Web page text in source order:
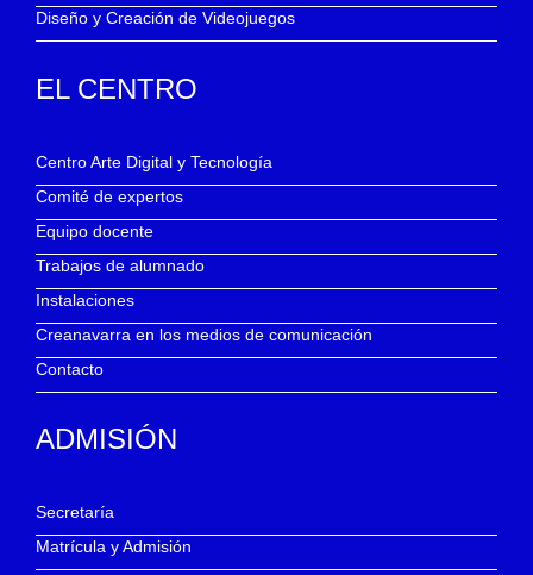
Diseño y Creación de Videojuegos
EL CENTRO
Centro Arte Digital y Tecnología
Comité de expertos
Equipo docente
Trabajos de alumnado
Instalaciones
Creanavarra en los medios de comunicación
Contacto
ADMISIÓN
Secretaría
Matrícula y Admisión